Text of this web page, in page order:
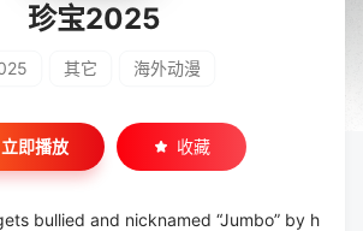
珍宝2025
其它 海外动漫
立即播放 收藏
bullied and nicknamed “Jumbo” by h